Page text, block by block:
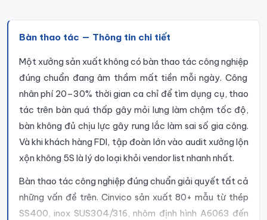
Bàn thao tác — Thông tin chi tiết
Một xưởng sản xuất không cóbàn thao tác công nghiệp
đúng chuẩn đang âm thầm mất tiền mỗi ngày. Công
nhân phí 20–30% thời gian ca chỉ để tìm dụng cụ, thao
tác trên bàn quá thấp gây mỏi lưng làm chậm tốc độ,
bàn không đủ chịu lực gây rung lắc làm sai số gia công.
Và khi khách hàng FDI, tập đoàn lớn vào audit xưởng lộn
xộn không 5S là lý do loại khỏi vendor list nhanh nhất.
Bàn thao tác công nghiệp đúng chuẩn giải quyết tất cả
những vấn đề trên. Cinvico sản xuất 80+ mẫu từ thép
SS400, inox SUS304/316, nhôm định hình A6063 đến